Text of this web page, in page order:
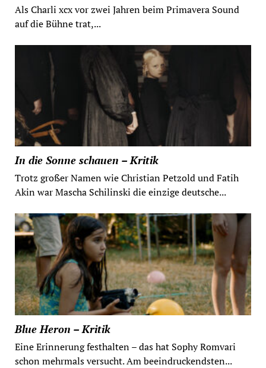
Als Charli xcx vor zwei Jahren beim Primavera Sound
auf die Bühne trat,...
In die Sonne schauen – Kritik
Trotz großer Namen wie Christian Petzold und Fatih
Akin war Mascha Schilinski die einzige deutsche...
Blue Heron – Kritik
Eine Erinnerung festhalten – das hat Sophy Romvari
schon mehrmals versucht. Am beeindruckendsten...